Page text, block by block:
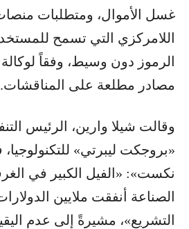
غسل الأموال، ومتطلبات
اللامركزي التي تسمح
الرموز دون وسيط، وفقاً
مصادر مطلعة على المناقشات.
وقالت شيلا وارين، الرئيس
«بروجكت ليبرتي»
نكست»: «الفيل الكبير في
الصناعة أنفقت ملايين
التشريع»، مشيرةً إلى عدم